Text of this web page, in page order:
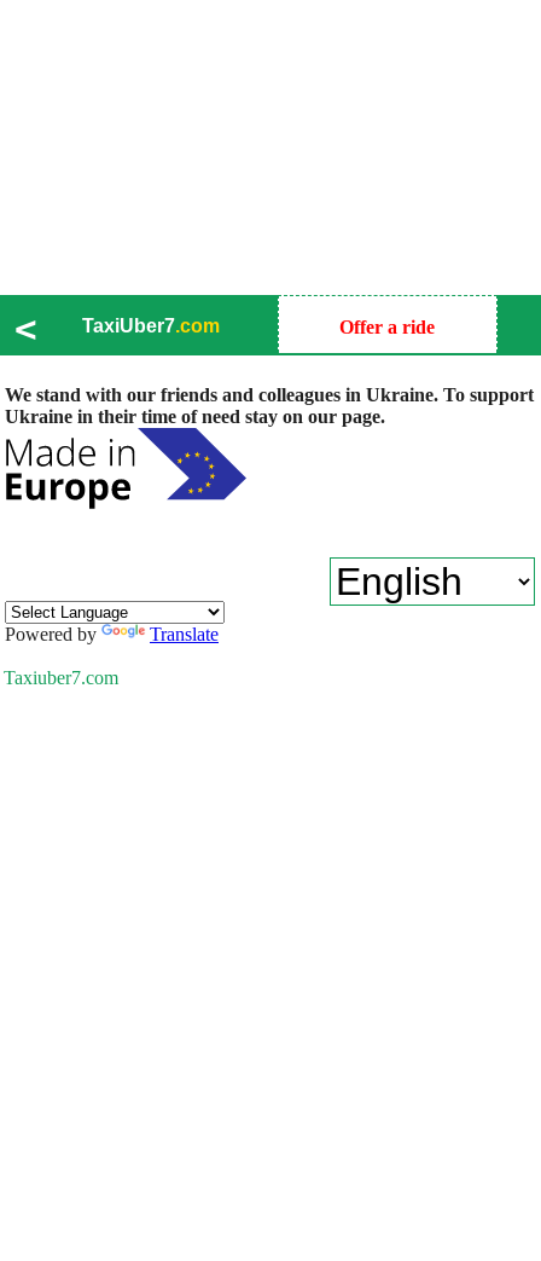
< TaxiUber7.com Offer a ride
We stand with our friends and colleagues in Ukraine. To support
Ukraine in their time of need stay on our page.
Powered by Translate
Taxiuber7.com